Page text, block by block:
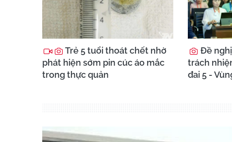
Trẻ 5 tuổi thoát chết nhờ
phát hiện sớm pin cúc áo mắc
trong thực quản
Đề
trách
đai 5 -